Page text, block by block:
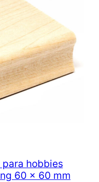
hobbies
60 x 60 mm